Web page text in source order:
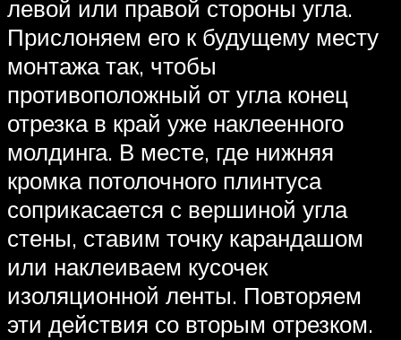
левой или правой стороны угла.
Прислоняем его к будущему месту
монтажа так, чтобы
противоположный от угла конец
отрезка в край уже наклеенного
молдинга. В месте, где нижняя
кромка потолочного плинтуса
соприкасается с вершиной угла
стены, ставим точку карандашом
или наклеиваем кусочек
изоляционной ленты. Повторяем
эти действия со вторым отрезком.